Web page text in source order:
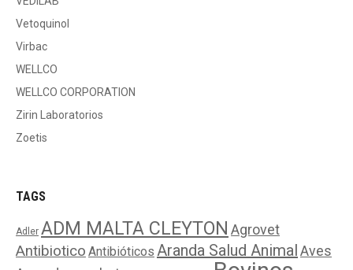
Vetoquinol
Virbac
WELLCO
WELLCO CORPORATION
Zirin Laboratorios
Zoetis
TAGS
Adler ADM MALTA CLEYTON Agrovet
Antibiotico Antibióticos Aranda Salud AnimalAves